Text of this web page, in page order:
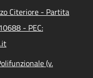
Citeriore - Partita
- PEC:
(v.